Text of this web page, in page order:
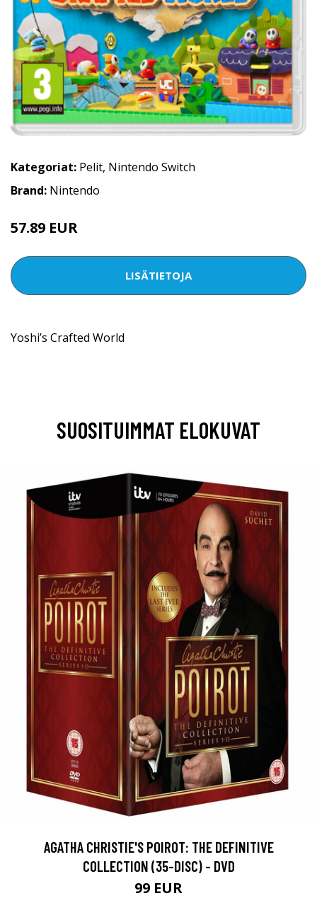
Kategoriat: Pelit, Nintendo Switch
Brand: Nintendo
57.89 EUR
LISÄTIETOJA
Yoshi’s Crafted World
SUOSITUIMMAT ELOKUVAT
AGATHA CHRISTIE'S POIROT: THE DEFINITIVE
COLLECTION (35-DISC) - DVD
99 EUR